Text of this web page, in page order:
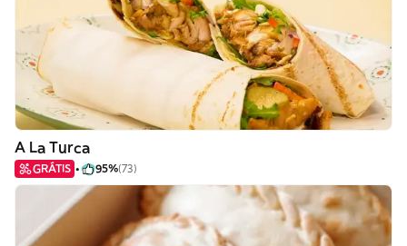
A La Turca
GRÁTIS 95%(73)